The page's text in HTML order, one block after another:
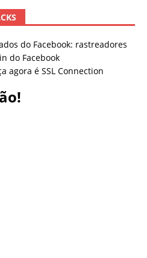
do Facebook: rastreadores
do Facebook
agora é SSL Connection